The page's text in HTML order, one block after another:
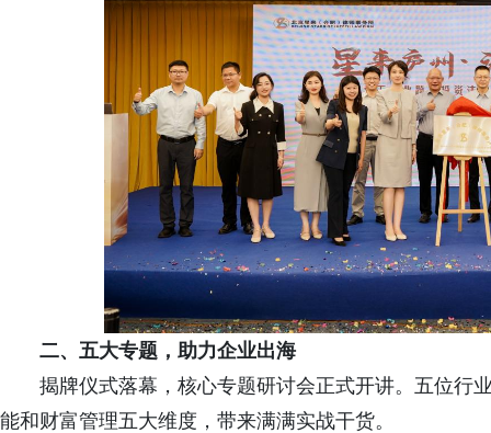
二、五大专题，助力企业出海
揭牌仪式落幕，核心专题研讨会正式开讲。五位行
能和财富管理五大维度，带来满满实战干货。